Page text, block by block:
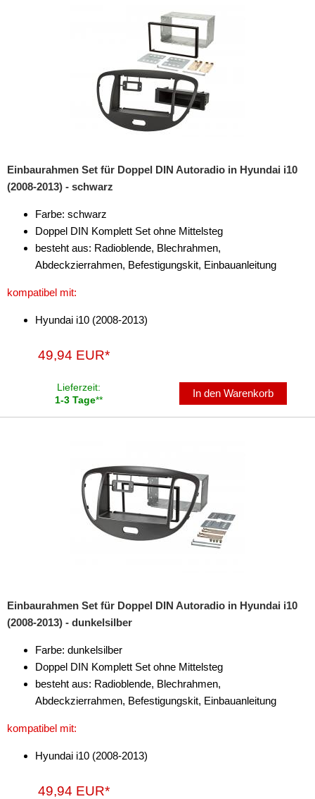
für Rover
für Saab
für Saturn
für Scania
für Ssangyong
für Volkswagen
Radiorahmen
SD-Adapter
Stromversorgung
Subwoofer-Zubehör
USB-Adapter
Verstärker-Zubehör
Vorverstärkeradapter
Einbaurahmen Set für Doppel DIN Autoradio in Hyundai i10
(2008-2013) - schwarz
Farbe: schwarz
Doppel DIN Komplett Set ohne Mittelsteg
besteht aus: Radioblende, Blechrahmen,
Abdeckzierrahmen, Befestigungskit, Einbauanleitung
kompatibel mit:
Hyundai i10 (2008-2013)
49,94 EUR*
Lieferzeit:
1-3 Tage**
In den Warenkorb
Einbaurahmen Set für Doppel DIN Autoradio in Hyundai i10
(2008-2013) - dunkelsilber
Farbe: dunkelsilber
Doppel DIN Komplett Set ohne Mittelsteg
besteht aus: Radioblende, Blechrahmen,
Abdeckzierrahmen, Befestigungskit, Einbauanleitung
kompatibel mit:
Hyundai i10 (2008-2013)
49,94 EUR*